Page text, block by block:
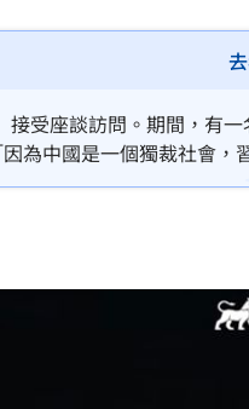
受座談訪問。期間，有一
為中國是一個獨裁社會，
進黨立委王定宇今（11）